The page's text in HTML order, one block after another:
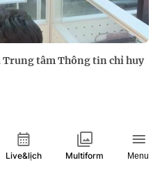
Trung tâm Thông tin chỉ huy
Live&lịch Multiform Menu